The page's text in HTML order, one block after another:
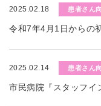
2025.02.18 患者さん
令和7年4月1日からの
2025.02.14 患者さん
市民病院『スタッフイ